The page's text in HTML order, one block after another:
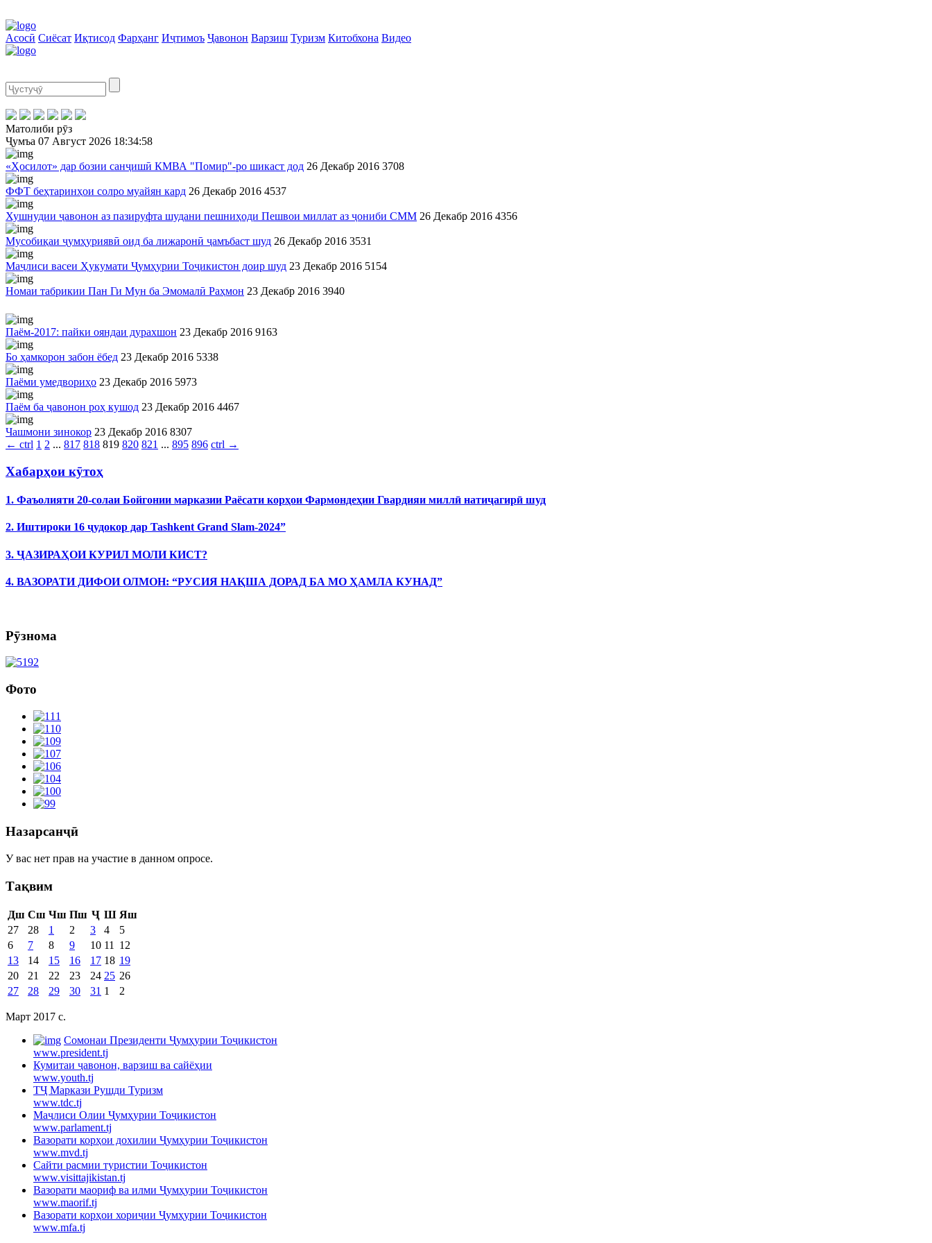
Асосӣ Сиёсат Иқтисод Фарҳанг Иҷтимоъ Ҷавонон Варзиш Туризм Китобхона Видео
Матолиби рӯз
Ҷумъа 07 Август 2026 18:34:59
«Ҳосилот» дар бозии санҷишӣ КМВА "Помир"-ро шикаст дод 26 Декабр 2016 3708
ФФТ беҳтаринҳои солро муайян кард 26 Декабр 2016 4537
Хушнудии ҷавонон аз пазируфта шудани пешниҳоди Пешвои миллат аз ҷониби СММ 26 Декабр 2016 4356
Мусобиқаи ҷумҳуриявӣ оид ба лижаронӣ ҷамъбаст шуд 26 Декабр 2016 3531
Маҷлиси васеи Ҳукумати Ҷумҳурии Тоҷикистон доир шуд 23 Декабр 2016 5154
Номаи табрикии Пан Ги Мун ба Эмомалӣ Раҳмон 23 Декабр 2016 3940
Паём-2017: пайки ояндаи дурахшон 23 Декабр 2016 9163
Бо ҳамкорон забон ёбед 23 Декабр 2016 5338
Паёми умедвориҳо 23 Декабр 2016 5973
Паём ба ҷавонон роҳ кушод 23 Декабр 2016 4467
Чашмони зинокор 23 Декабр 2016 8307
← ctrl 1 2 ... 817 818 819 820 821 ... 895 896 ctrl →
Хабарҳои кӯтоҳ
1. Фаъолияти 20-солаи Бойгонии марказии Раёсати корҳои Фармондеҳии Гвардияи миллӣ натиҷагирӣ шуд
2. Иштироки 16 ҷудокор дар Tashkent Grand Slam-2024”
3. ҶАЗИРАҲОИ КУРИЛ МОЛИ КИСТ?
4. ВАЗОРАТИ ДИФОИ ОЛМОН: “РУСИЯ НАҚША ДОРАД БА МО ҲАМЛА КУНАД”
Рӯзнома
Фото
Назарсанҷӣ
У вас нет прав на участие в данном опросе.
Тақвим
Дш Сш Чш Пш Ҷ Ш Яш
27
28 1 2 3 4
5
6
7 8 9 10 11
12
13
14 15 16 17 18 19
20
21 22 23 24 25 26
27
28 29 30 31 1 2
Март 2017 c.
Cомонаи Президенти Ҷумҳурии Тоҷикистон
www.president.tj
Кумитаи ҷавонон, варзиш ва сайёҳии
www.youth.tj
ТҶ Маркази Рушди Туризм
www.tdc.tj
Маҷлиси Олии Ҷумҳурии Тоҷикистон
www.parlament.tj
Вазорати корҳои дохилии Ҷумҳурии Тоҷикистон
www.mvd.tj
Сайти расмии туристии Тоҷикистон
www.visittajikistan.tj
Вазорати маориф ва илми Ҷумҳурии Тоҷикистон
www.maorif.tj
Вазорати корҳои хориҷии Ҷумҳурии Тоҷикистон
www.mfa.tj